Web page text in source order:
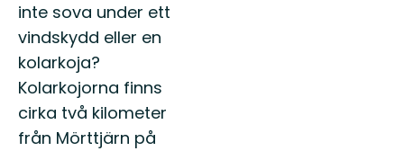
inte sova under ett
vindskydd eller en
kolarkoja?
Kolarkojorna finns
cirka två kilometer
från Mörttjärn på